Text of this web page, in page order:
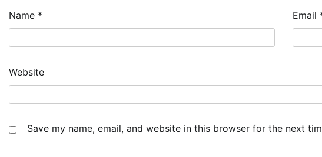
Name * Email
Website
Save my name, email, and website in this browser for the next